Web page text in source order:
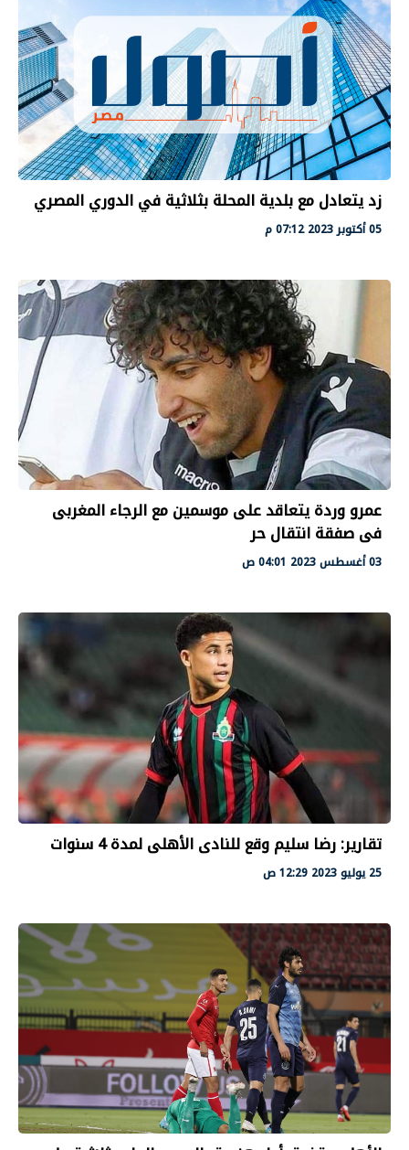
زد يتعادل مع بلدية المحلة بثلاثية في الدوري المصري
05 أكتوبر 2023 07:12 م
عمرو وردة يتعاقد على موسمين مع الرجاء المغربى
فى صفقة انتقال حر
03 أغسطس 2023 04:01 ص
تقارير: رضا سليم وقع للنادى الأهلى لمدة 4 سنوات
25 يوليو 2023 12:29 ص